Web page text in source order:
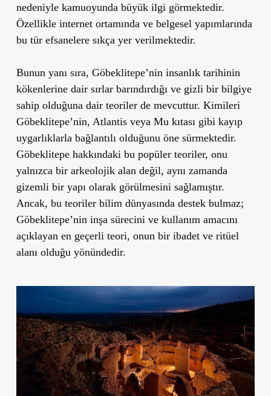
nedeniyle kamuoyunda büyük ilgi görmektedir.
Özellikle internet ortamında ve belgesel yapımlarında
bu tür efsanelere sıkça yer verilmektedir.
Bunun yanı sıra, Göbeklitepe’nin insanlık tarihinin
kökenlerine dair sırlar barındırdığı ve gizli bir bilgiye
sahip olduğuna dair teoriler de mevcuttur. Kimileri
Göbeklitepe’nin, Atlantis veya Mu kıtası gibi kayıp
uygarlıklarla bağlantılı olduğunu öne sürmektedir.
Göbeklitepe hakkındaki bu popüler teoriler, onu
yalnızca bir arkeolojik alan değil, aynı zamanda
gizemli bir yapı olarak görülmesini sağlamıştır.
Ancak, bu teoriler bilim dünyasında destek bulmaz;
Göbeklitepe’nin inşa sürecini ve kullanım amacını
açıklayan en geçerli teori, onun bir ibadet ve ritüel
alanı olduğu yönündedir.